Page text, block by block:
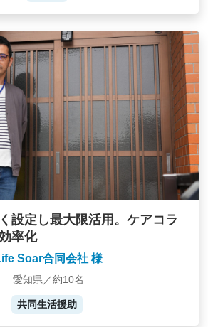
設定し最大限活用。ケアコラ
率化
Soar合同会社 様
愛知県／約10名
共同生活援助